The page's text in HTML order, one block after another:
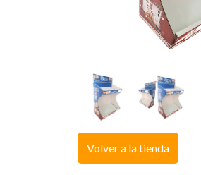
Volver a la tienda